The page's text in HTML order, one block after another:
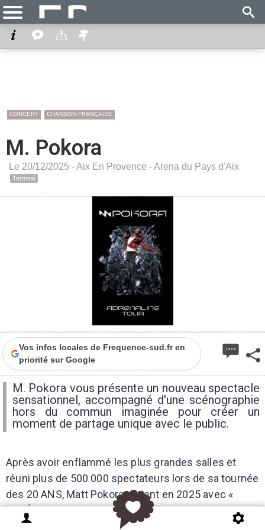
CONCERT CHANSON FRANÇAISE
M. Pokora
Le 20/12/2025 -Aix En Provence -Arena du Pays d'Aix
Terminé
Vos infos locales de Frequence-sud.fr en
priorité sur Google
M. Pokora vous présente un nouveau spectacle
sensationnel, accompagné d'une scénographie
hors du commun imaginée pour créer un
moment de partage unique avec le public.
Après avoir enflammé les plus grandes salles et
réuni plus de 500 000 spectateurs lors de sa tournée
des 20 ANS, Matt Pokora revient en 2025 avec «
ADRÉNALINE TOUR ».